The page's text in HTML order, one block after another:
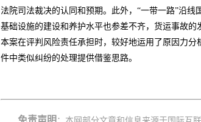
法院司法裁决的认同和预期。此外，“一带一路”沿线
基础设施的建设和养护水平也参差不齐，货运事故的
本案在评判风险责任承担时，较好地运用了原因力
件中类似纠纷的处理提供借鉴思路。
免责声明